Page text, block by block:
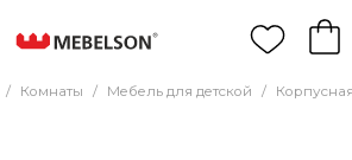
/ Комнаты / Мебель для детской /